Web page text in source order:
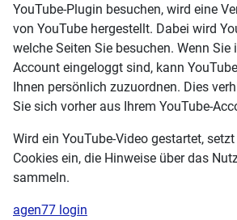
YouTube-Plugin besuchen, wird eine
von YouTube hergestellt. Dabei wird
welche Seiten Sie besuchen. Wenn Sie
Account eingeloggt sind, kann
Ihnen persönlich zuzuordnen. Dies
Sie sich vorher aus Ihrem YouTube-
Wird ein YouTube-Video gestartet,
Cookies ein, die Hinweise über das
sammeln.
agen77 login